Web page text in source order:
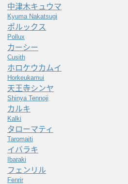
中津木キュウマ
Kyuma Nakatsugi
ポルックス
Pollux
カーシー
Cusith
ホロケウカムイ
Horkeukamui
天王寺シンヤ
Shinya Tennoji
カルキ
Kalki
タローマティ
Taromaiti
イバラキ
Ibaraki
フェンリル
Fenrir